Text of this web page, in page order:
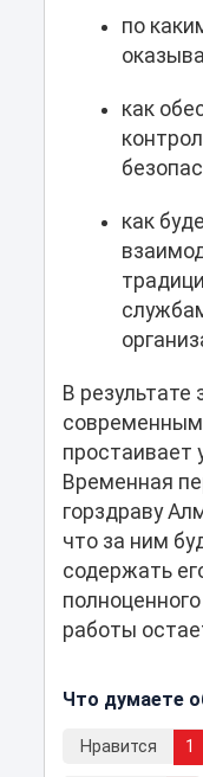
по
как
как
В
простаивает
Временная
горздраву
что за ним
содержать
работы
Что думаете
Нравится 1